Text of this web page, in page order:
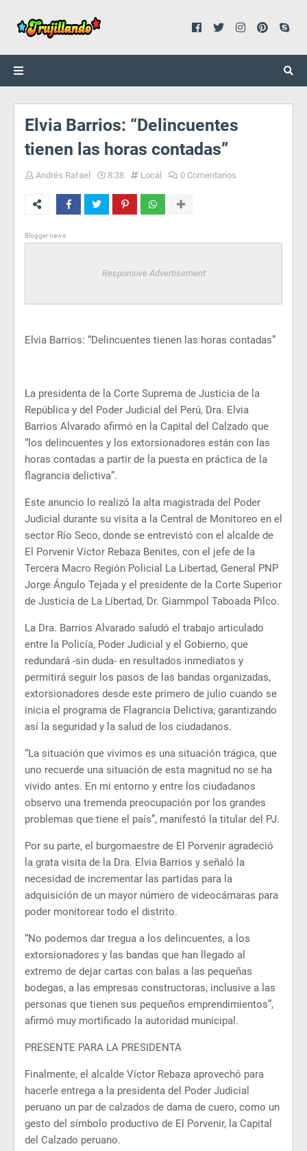
Elvia Barrios: “Delincuentes
tienen las horas contadas”
Andrés Rafael 8:38 Local 0 Comentarios
Blogger news
Responsive Advertisement
Elvia Barrios: “Delincuentes tienen las horas contadas”
La presidenta de la Corte Suprema de Justicia de la
República y del Poder Judicial del Perú, Dra. Elvia
Barrios Alvarado afirmó en la Capital del Calzado que
“los delincuentes y los extorsionadores están con las
horas contadas a partir de la puesta en práctica de la
flagrancia delictiva”.
Este anuncio lo realizó la alta magistrada del Poder
Judicial durante su visita a la Central de Monitoreo en el
sector Río Seco, donde se entrevistó con el alcalde de
El Porvenir Víctor Rebaza Benites, con el jefe de la
Tercera Macro Región Policial La Libertad, General PNP
Jorge Ángulo Tejada y el presidente de la Corte Superior
de Justicia de La Libertad, Dr. Giammpol Taboada Pilco.
La Dra. Barrios Alvarado saludó el trabajo articulado
entre la Policía, Poder Judicial y el Gobierno, que
redundará -sin duda- en resultados inmediatos y
permitirá seguir los pasos de las bandas organizadas,
extorsionadores desde este primero de julio cuando se
inicia el programa de Flagrancia Delictiva, garantizando
así la seguridad y la salud de los ciudadanos.
“La situación que vivimos es una situación trágica, que
uno recuerde una situación de esta magnitud no se ha
vivido antes. En mi entorno y entre los ciudadanos
observo una tremenda preocupación por los grandes
problemas que tiene el país”, manifestó la titular del PJ.
Por su parte, el burgomaestre de El Porvenir agradeció
la grata visita de la Dra. Elvia Barrios y señaló la
necesidad de incrementar las partidas para la
adquisición de un mayor número de videocámaras para
poder monitorear todo el distrito.
“No podemos dar tregua a los delincuentes, a los
extorsionadores y las bandas que han llegado al
extremo de dejar cartas con balas a las pequeñas
bodegas, a las empresas constructoras, inclusive a las
personas que tienen sus pequeños emprendimientos”,
afirmó muy mortificado la autoridad municipal.
PRESENTE PARA LA PRESIDENTA
Finalmente, el alcalde Víctor Rebaza aprovechó para
hacerle entrega a la presidenta del Poder Judicial
peruano un par de calzados de dama de cuero, como un
gesto del símbolo productivo de El Porvenir, la Capital
del Calzado peruano.